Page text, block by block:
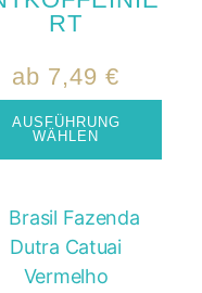
RT
ab 7,49€
AUSFÜHRUNG
WÄHLEN